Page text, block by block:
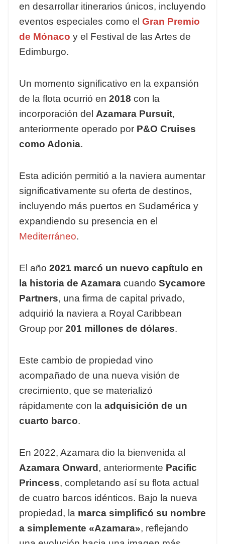
en desarrollar itinerarios únicos, incluyendo
eventos especiales como el Gran Premio
de Mónaco y el Festival de las Artes de
Edimburgo.
Un momento significativo en la expansión
de la flota ocurrió en 2018 con la
incorporación del Azamara Pursuit,
anteriormente operado por P&O Cruises
como Adonia.
Esta adición permitió a la naviera aumentar
significativamente su oferta de destinos,
incluyendo más puertos en Sudamérica y
expandiendo su presencia en el
Mediterráneo.
El año 2021 marcó un nuevo capítulo en
la historia de Azamara cuando Sycamore
Partners, una firma de capital privado,
adquirió la naviera a Royal Caribbean
Group por 201 millones de dólares.
Este cambio de propiedad vino
acompañado de una nueva visión de
crecimiento, que se materializó
rápidamente con la adquisición de un
cuarto barco.
En 2022, Azamara dio la bienvenida al
Azamara Onward , anteriormente Pacific
Princess, completando así su flota actual
de cuatro barcos idénticos. Bajo la nueva
propiedad, la marca simplificó su nombre
a simplemente «Azamara», reflejando